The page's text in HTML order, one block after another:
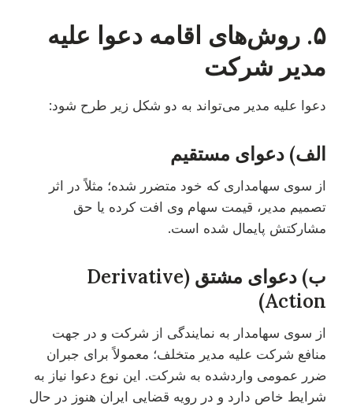
۵. روش‌های اقامه دعوا علیه
مدیر شرکت
دعوا علیه مدیر می‌تواند به دو شکل زیر طرح شود:
الف) دعوای مستقیم
از سوی سهامداری که خود متضرر شده؛ مثلاً در اثر
تصمیم مدیر، قیمت سهام وی افت کرده یا حق
مشارکتش پایمال شده است.
ب) دعوای مشتق (Derivative
Action)
از سوی سهامدار به نمایندگی از شرکت و در جهت
منافع شرکت علیه مدیر متخلف؛ معمولاً برای جبران
ضرر عمومی واردشده به شرکت. این نوع دعوا نیاز به
شرایط خاص دارد و در رویه قضایی ایران هنوز در حال